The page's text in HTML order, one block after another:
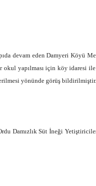
devam eden Damyeri Köyü
yapılması için köy idaresi
yönünde görüş bildirilmiştir.
Damızlık Süt İneği